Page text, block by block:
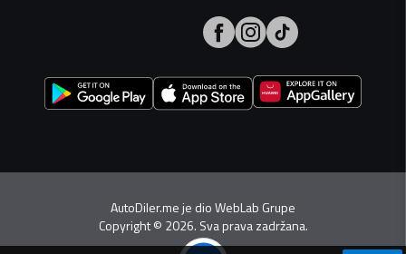
AutoDiler.me je dioWebLab Grupe
Copyright© 2026. Sva prava zadržana.